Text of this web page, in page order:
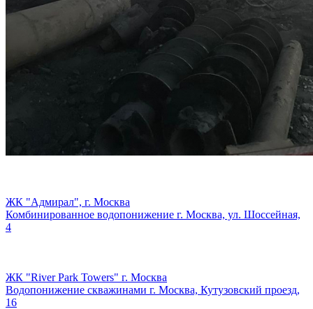
ЖК "Адмирал", г. Москва
Комбинированное водопонижение г. Москва, ул. Шоссейная,
4
ЖК "River Park Towers" г. Москва
Водопонижение скважинами г. Москва, Кутузовский проезд,
16